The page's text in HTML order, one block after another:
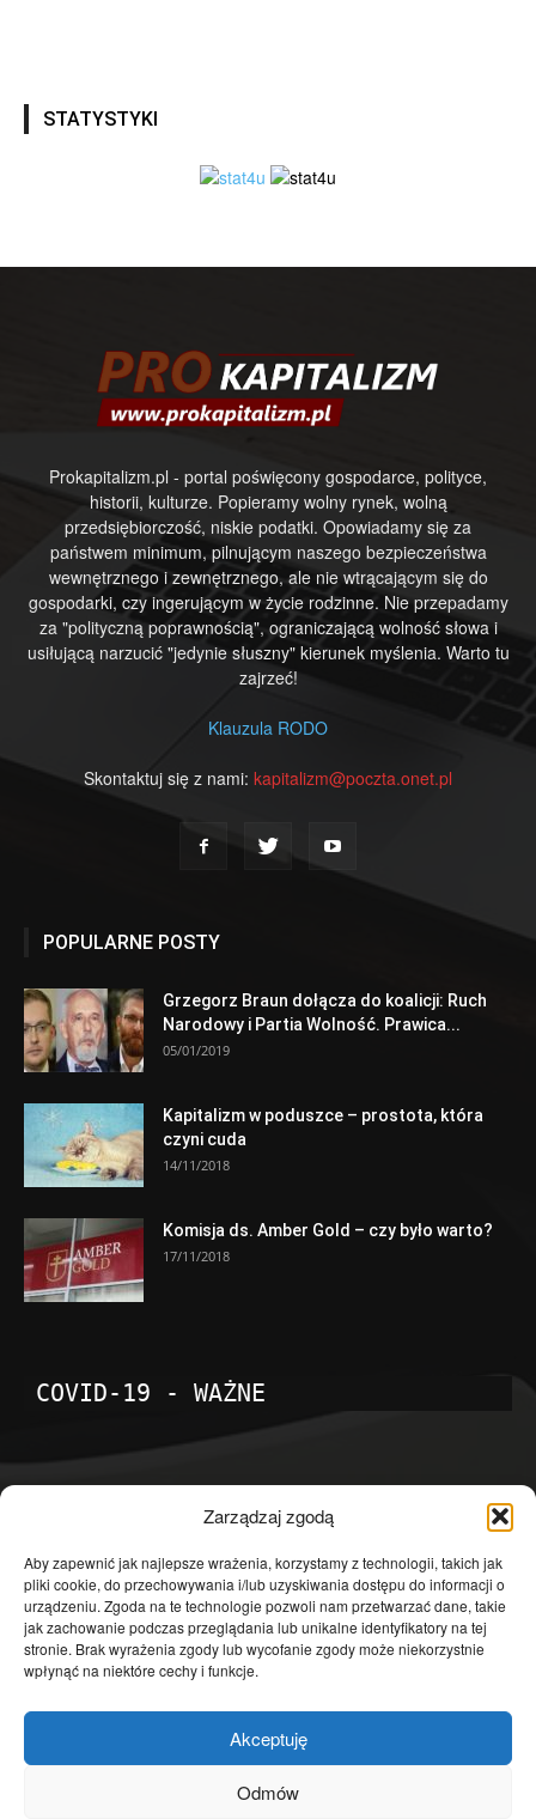
Zarządzaj zgodą
Aby zapewnić jak najlepsze wrażenia, korzystamy z technologii, takich jak
pliki cookie, do przechowywania i/lub uzyskiwania dostępu do informacji o
urządzeniu. Zgoda na te technologie pozwoli nam przetwarzać dane, takie
jak zachowanie podczas przeglądania lub unikalne identyfikatory na tej
stronie. Brak wyrażenia zgody lub wycofanie zgody może niekorzystnie
wpłynąć na niektóre cechy i funkcje.
Akceptuję
Odmów
STATYSTYKI
Prokapitalizm.pl - portal poświęcony gospodarce, polityce,
historii, kulturze. Popieramy wolny rynek, wolną
przedsiębiorczość, niskie podatki. Opowiadamy się za
państwem minimum, pilnującym naszego bezpieczeństwa
wewnętrznego i zewnętrznego, ale nie wtrącającym się do
gospodarki, czy ingerującym w życie rodzinne. Nie przepadamy
za "polityczną poprawnością", ograniczającą wolność słowa i
usiłującą narzucić "jedynie słuszny" kierunek myślenia. Warto tu
zajrzeć!
Klauzula RODO
Skontaktuj się z nami: kapitalizm@poczta.onet.pl
POPULARNE POSTY
Grzegorz Braun dołącza do koalicji: Ruch
Narodowy i Partia Wolność. Prawica...
05/01/2019
Kapitalizm w poduszce – prostota, która
czyni cuda
14/11/2018
Komisja ds. Amber Gold – czy było warto?
17/11/2018
COVID-19 - WAŻNE
Temat dnia
4601
Publicystyka
4363
Polityka
3639
Polska
Społeczeństwo
2823